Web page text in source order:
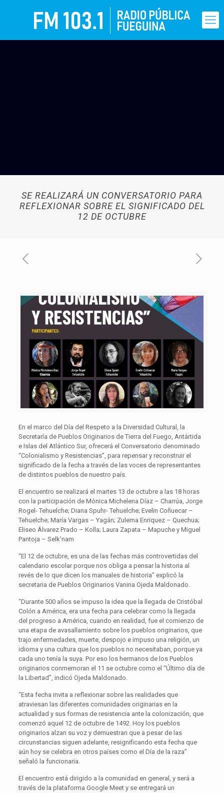
SE REALIZARÁ UN CONVERSATORIO PARA
REFLEXIONAR SOBRE EL SIGNIFICADO DEL
12 DE OCTUBRE
En el marco del Día del Respeto a la Diversidad Cultural, la
Secretaría de Pueblos Originarios de Tierra del Fuego, Antártida
e Islas del Atlántico Sur, ofrecerá el Conversatorio denominado
“Colonialismo y Resistencias”, para repensar y reconstruir el
significado de la fecha a través de las voces de representantes
de distintos pueblos de nuestro país.
El encuentro se realizará el martes 13 de octubre a las 18 horas
con la participación de Mónica Michelena Díaz – Charrúa, Jorge
Rogel- Tehuelche; Diana Spuhr- Tehuelche; Evelin Coñuecar –
Tehuelche; María Vargas – Yagán; Zulema Enriquez – Quechua;
Eliseo Álvarez Prado – Kolla; Laura Zapata – Mapuche y Miguel
Pantoja – Selk’nam
“El 12 de octubre, es una de las fechas más controvertidas del
calendario escolar porque nos obliga a pensar la historia al
revés de lo que dicen los manuales de historia” explicó la
secretaria de Pueblos Originarios Vanina Ojeda Maldonado.
“Durante 500 años se impuso la idea que la llegada de Cristóbal
Colón a América, era una fecha para celebrar como la llegada
del progreso a América, cuando en realidad, fue el comienzo de
una etapa de avasallamiento sobre los pueblos originarios, que
trajo enfermedades, muerte, despojo e impuso una religión, un
idioma y una cultura que los pueblos no necesitaban, porque ya
cada uno tenía la suya. Por eso los hermanos de los Pueblos
originarios conmemoran el 11 se octubre como el “Último día de
la Libertad”, indicó Ojeda Maldonado.
“Esta fecha invita a reflexionar sobre las realidades que
atraviesan las diferentes comunidades originarias en la
actualidad y sus formas de resistencia ante la colonización, que
comenzó aquel 12 de octubre de 1492. Hoy los pueblos
originarios alzan su voz y demuestran que a pesar de las
circunstancias siguen adelante, resignificando esta fecha que
aún hoy se celebra en otros países como el Día de la raza”
señaló la funcionaria.
El encuentro está dirigido a la comunidad en general, y será a
través de la plataforma Google Meet y se entregará un